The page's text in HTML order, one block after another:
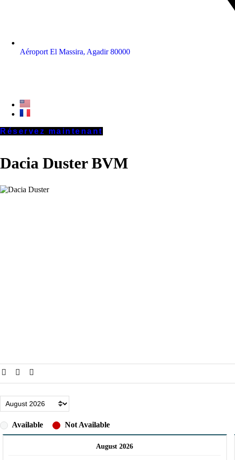
Aéroport El Massira, Agadir 80000
Réservez maintenant
Dacia Duster BVM
Available Not Available
August 2026